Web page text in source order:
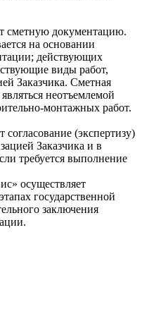
сметную документацию.
на основании
действующих
виды работ,
Заказчика. Сметная
неотъемлемой
монтажных работ.
(экспертизу)
Заказчика и в
требуется выполнение
осуществляет
государственной
заключения